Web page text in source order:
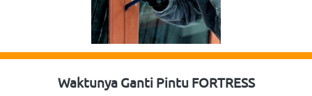
Waktunya Ganti Pintu FORTRESS